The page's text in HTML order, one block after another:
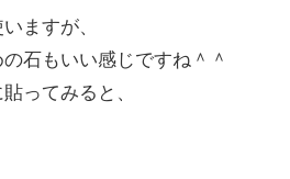
ますが、
石もいい感じですね＾＾
ってみると、